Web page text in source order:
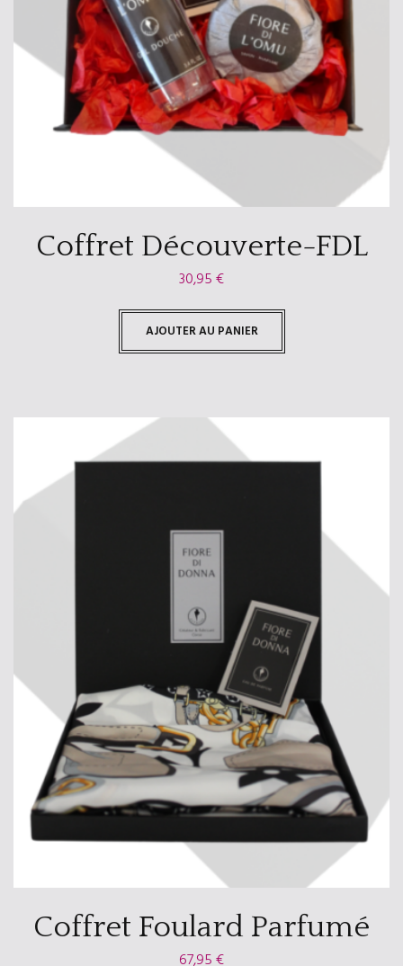
Coffret Découverte-FDL
30,95€
AJOUTER AU PANIER
Coffret Foulard Parfumé
67,95€